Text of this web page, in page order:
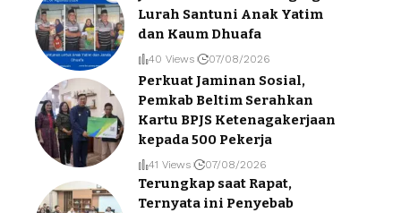
Lurah Santuni Anak Yatim
dan Kaum Dhuafa
40 Views 07/08/2026
Perkuat Jaminan Sosial,
Pemkab Beltim Serahkan
Kartu BPJS Ketenagakerjaan
kepada 500 Pekerja
41 Views 07/08/2026
Terungkap saat Rapat,
Ternyata ini Penyebab